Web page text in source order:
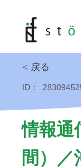
< 戻る
ID：
情報通
間）／